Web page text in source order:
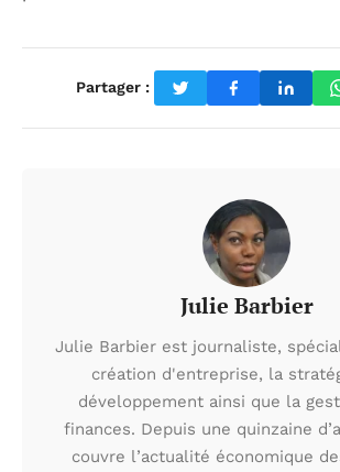
Partager :
Julie Barbier
Julie Barbier est journaliste,
création d'entreprise, la
développement ainsi que la
finances. Depuis une quinzaine
couvre l’actualité économique